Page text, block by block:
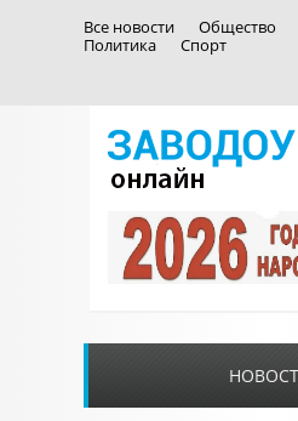
Все новости Общество
Политика
Спорт